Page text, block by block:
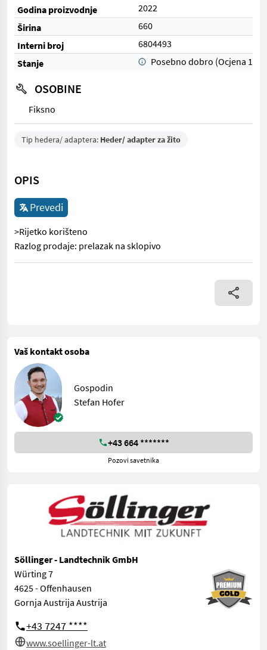
Godina proizvodnje
2022
Širina
660
Interni broj
6804493
Stanje
Posebno dobro (Ocjena 1)
OSOBINE
Fiksno
Tip hedera/ adaptera: Heder/ adapter za žito
OPIS
Prevedi
>Rijetko korišteno
Razlog prodaje: prelazak na sklopivo
>Rijetko korišteno Razlog prodaje: prelazak na sklopivo
Vaš kontakt osoba
Gospodin
Stefan Hofer
+43 664 *******
Pozovi savetnika
Söllinger - Landtechnik GmbH
Würting 7
4625 - Offenhausen
Gornja Austrija Austrija
+43 7247 ****
www.soellinger-lt.at